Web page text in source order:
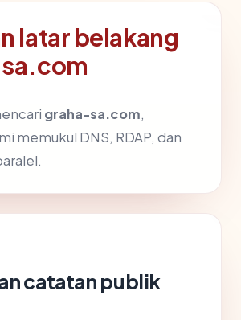
latar belakang
graha-sa.com,
memukul DNS, RDAP, dan
catatan publik